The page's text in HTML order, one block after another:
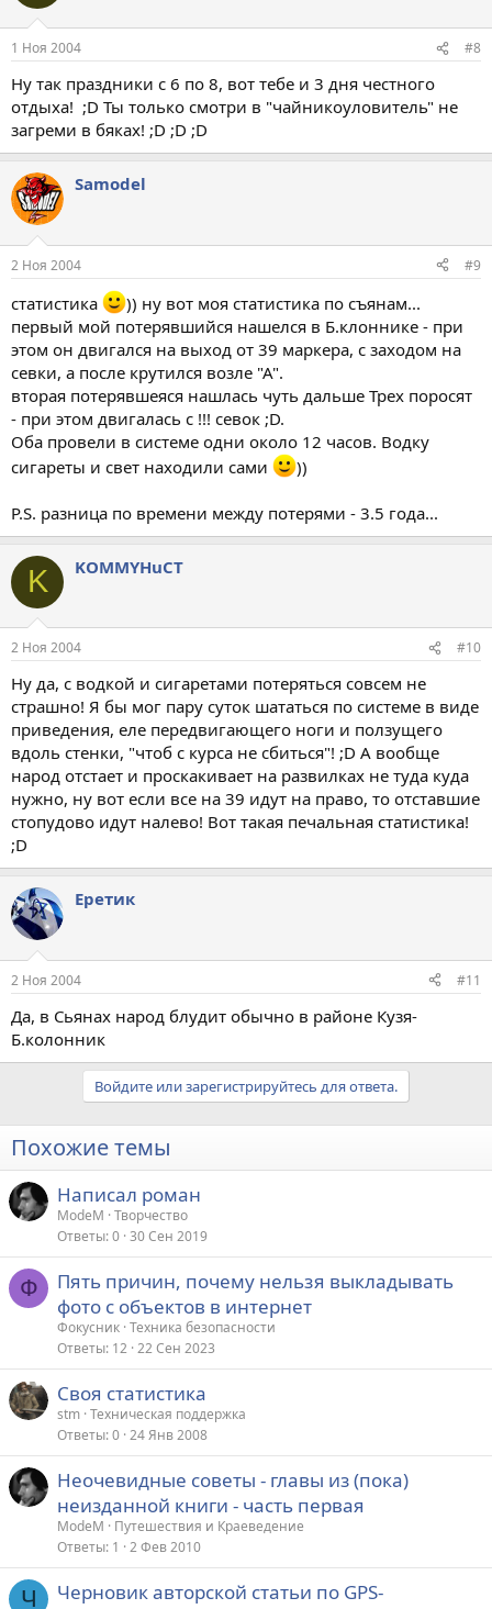
1 Ноя 2004 #8
Ну так праздники с 6 по 8, вот тебе и 3 дня честного
отдыха! ;D Ты только смотри в "чайникоуловитель" не
загреми в бяках! ;D ;D ;D
Samodel
2 Ноя 2004 #9
статистика
)) ну вот моя статистика по съянам...
первый мой потерявшийся нашелся в Б.клоннике - при
этом он двигался на выход от 39 маркера, с заходом на
севки, а после крутился возле "А".
вторая потерявшеяся нашлась чуть дальше Трех поросят
- при этом двигалась с !!! севок ;D.
Оба провели в системе одни около 12 часов. Водку
сигареты и свет находили сами
))
P.S. разница по времени между потерями - 3.5 года...
K KOMMYHuCT
2 Ноя 2004 #10
Ну да, с водкой и сигаретами потеряться совсем не
страшно! Я бы мог пару суток шататься по системе в виде
приведения, еле передвигающего ноги и ползущего
вдоль стенки, "чтоб с курса не сбиться"! ;D А вообще
народ отстает и проскакивает на развилках не туда куда
нужно, ну вот если все на 39 идут на право, то отставшие
стопудово идут налево! Вот такая печальная статистика!
;D
Еретик
2 Ноя 2004 #11
Да, в Сьянах народ блудит обычно в районе Кузя-
Б.колонник
Войдите или зарегистрируйтесь для ответа.
Похожие темы
Написал роман
ModeM Творчество
Ответы 0 30 Сен 2019
Ф
Пять причин, почему нельзя выкладывать
фото с объектов в интернет
Фокусник Техника безопасности
Ответы 12 22 Сен 2023
Своя статистика
stm Техническая поддержка
Ответы 0 24 Янв 2008
Неочевидные советы - главы из (пока)
неизданной книги - часть первая
ModeM
Путешествия и Краеведение
Ответы 1 2 Фев 2010
Ч
Черновик авторской статьи по GPS-